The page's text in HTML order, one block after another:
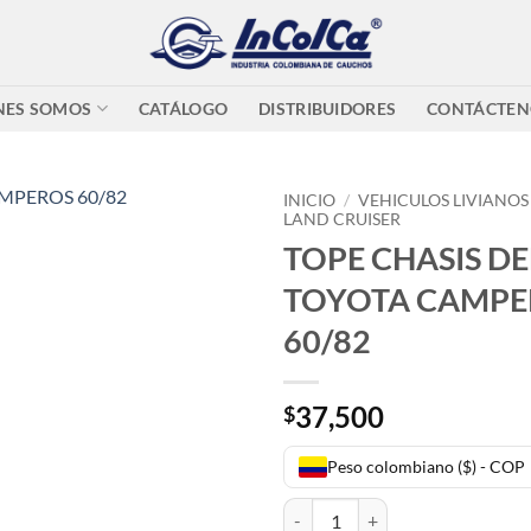
SOMOS CATÁLOGO DISTRIBUIDORES
INICIO / VEHICULOS LIVIANOS
LAND CRUISER
TOPE CHASIS
TOYOTA
60/82
$37,500
Peso colombiano ($) - COP
TOPE CHASIS DELANTERO